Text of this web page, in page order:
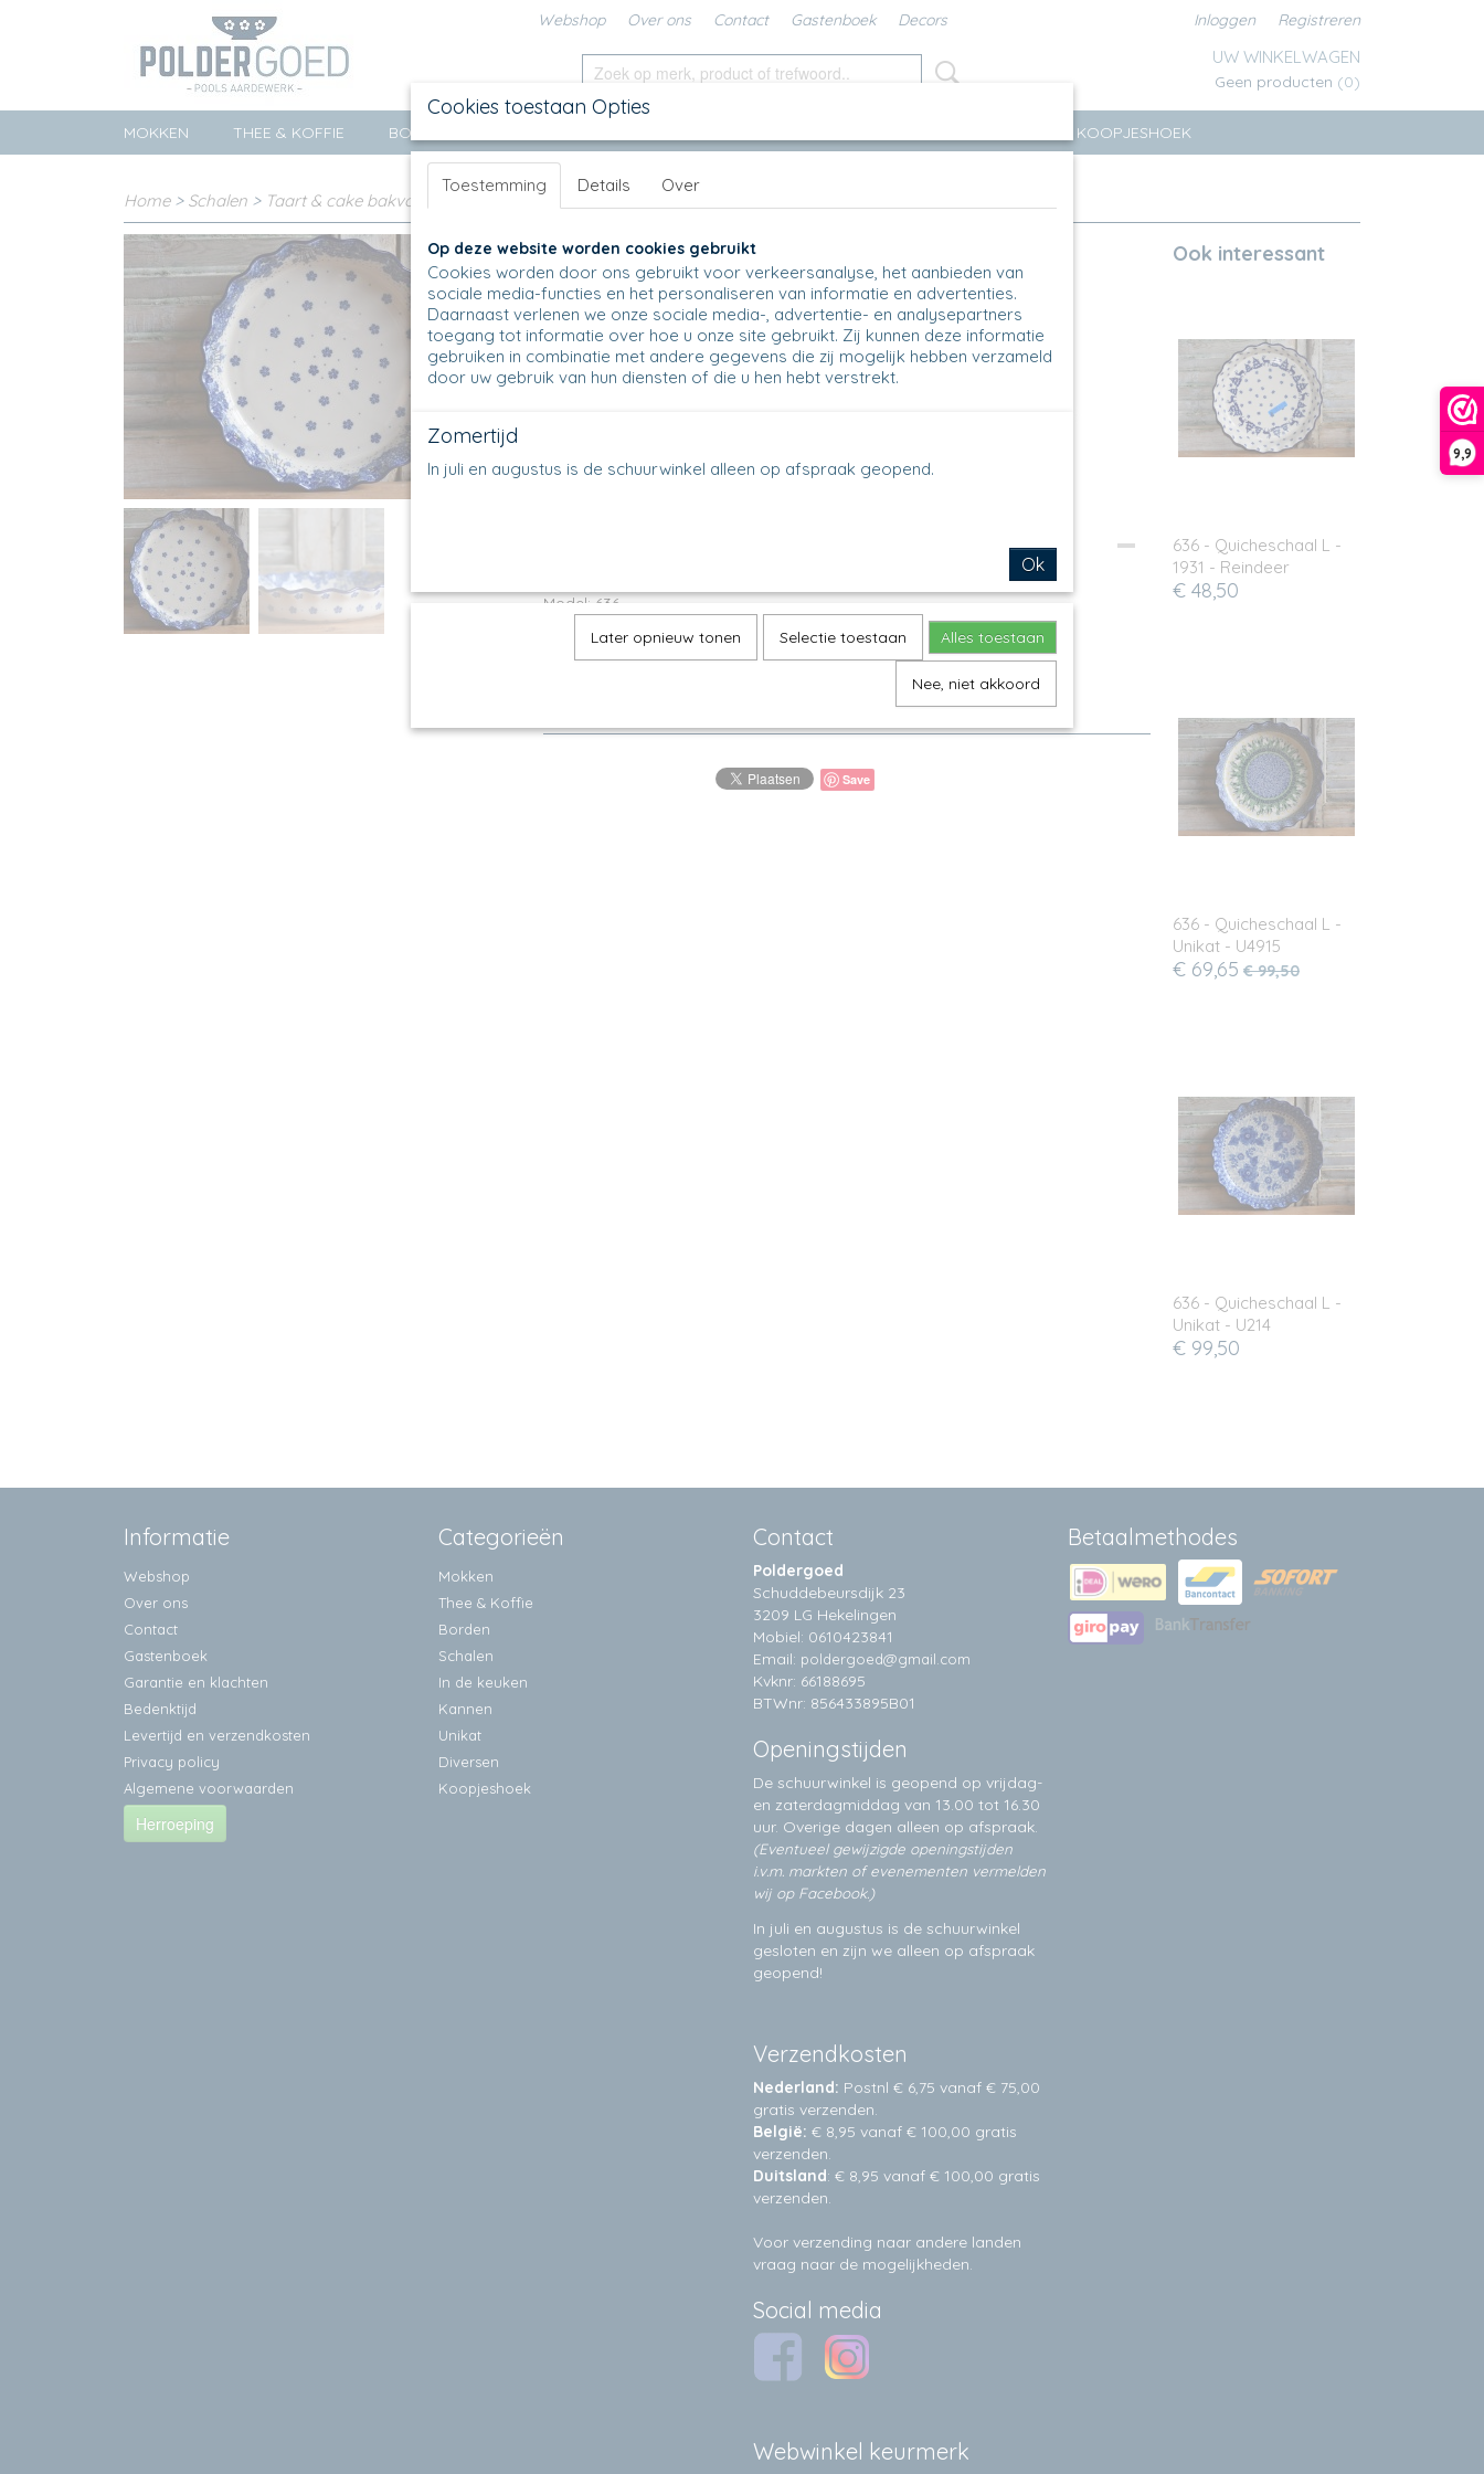
9,9
Webshop Over ons Contact Gastenboek Decors Inloggen Registreren
UW WINKELWAGEN
Geen producten (0)
MOKKEN THEE & KOFFIE BORDEN KOOPJESHOEK
Home> Schalen > Taart & cake bakvormen Quicheschaal
636 - Quicheschaal L - 1975
€ 48,50 (inclusief btw 21%)
✓Op voorraad
Aantal
IN WINKELWAGEN
Model: 636
Decor: 1975X
Prachtige schaal voor het bakken van een Quiche of hartige taart
Save
Ook interessant
636 - Quicheschaal L -
1931 - Reindeer
€ 48,50
636 - Quicheschaal L -
Unikat - U4915
€ 69,65 € 99,50
636 - Quicheschaal L -
Unikat - U214
€ 99,50
Cookies toestaan Opties
Toestemming Details Over
Op deze website worden cookies gebruikt
Cookies worden door ons gebruikt voor verkeersanalyse, het aanbieden van
sociale media-functies en het personaliseren van informatie en advertenties.
Daarnaast verlenen we onze sociale media-, advertentie- en analysepartners
toegang tot informatie over hoe u onze site gebruikt. Zij kunnen deze informatie
gebruiken in combinatie met andere gegevens die zij mogelijk hebben verzameld
door uw gebruik van hun diensten of die u hen hebt verstrekt.
Zomertijd
In juli en augustus is de schuurwinkel alleen op afspraak geopend.
Ok
Later opnieuw tonen Selectie toestaan Alles toestaan
Nee, niet akkoord
Informatie
Webshop
Over ons
Contact
Gastenboek
Garantie en klachten
Bedenktijd
Levertijd en verzendkosten
Privacy policy
Algemene voorwaarden
Herroeping
Categorieën
Mokken
Thee & Koffie
Borden
Schalen
In de keuken
Kannen
Unikat
Diversen
Koopjeshoek
Contact
Poldergoed
Schuddebeursdijk 23
3209 LG Hekelingen
Mobiel: 0610423841
Email: poldergoed@gmail.com
Kvknr: 66188695
BTWnr: 856433895B01
Openingstijden
De schuurwinkel is geopend op vrijdag-
en zaterdagmiddag van 13.00 tot 16.30
uur. Overige dagen alleen op afspraak.
(Eventueel gewijzigde openingstijden
i.v.m. markten of evenementen vermelden
wij op Facebook.)
In juli en augustus is de schuurwinkel
gesloten en zijn we alleen op afspraak
geopend!
Verzendkosten
Nederland: Postnl € 6,75 vanaf € 75,00
gratis verzenden.
België: € 8,95 vanaf € 100,00 gratis
verzenden.
Duitsland: € 8,95 vanaf € 100,00 gratis
verzenden.
Voor verzending naar andere landen
vraag naar de mogelijkheden.
Social media
Webwinkel keurmerk
Betaalmethodes